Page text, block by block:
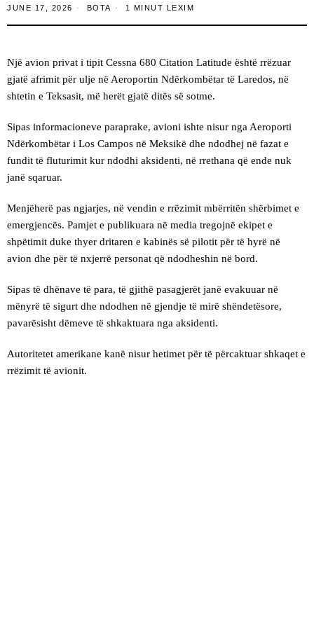
JUNE 17, 2026 BOTA 1 MINUT LEXIM
Një avion privat i tipit Cessna 680 Citation Latitude është rrëzuar
gjatë afrimit për ulje në Aeroportin Ndërkombëtar të Laredos, në
shtetin e Teksasit, më herët gjatë ditës së sotme.
Sipas informacioneve paraprake, avioni ishte nisur nga Aeroporti
Ndërkombëtar i Los Campos në Meksikë dhe ndodhej në fazat e
fundit të fluturimit kur ndodhi aksidenti, në rrethana që ende nuk
janë sqaruar.
Menjëherë pas ngjarjes, në vendin e rrëzimit mbërritën shërbimet e
emergjencës. Pamjet e publikuara në media tregojnë ekipet e
shpëtimit duke thyer dritaren e kabinës së pilotit për të hyrë në
avion dhe për të nxjerrë personat që ndodheshin në bord.
Sipas të dhënave të para, të gjithë pasagjerët janë evakuuar në
mënyrë të sigurt dhe ndodhen në gjendje të mirë shëndetësore,
pavarësisht dëmeve të shkaktuara nga aksidenti.
Autoritetet amerikane kanë nisur hetimet për të përcaktuar shkaqet e
rrëzimit të avionit.